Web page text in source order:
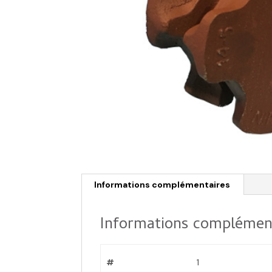
Informations complémentaires
Informations
# 1